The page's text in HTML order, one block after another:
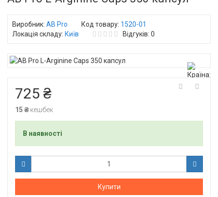
Виробник: AB Pro Код товару: 1520-01
Локація складу: Київ Відгуків: 0
725 ₴
15 ₴ кешбек
В наявності
Купити